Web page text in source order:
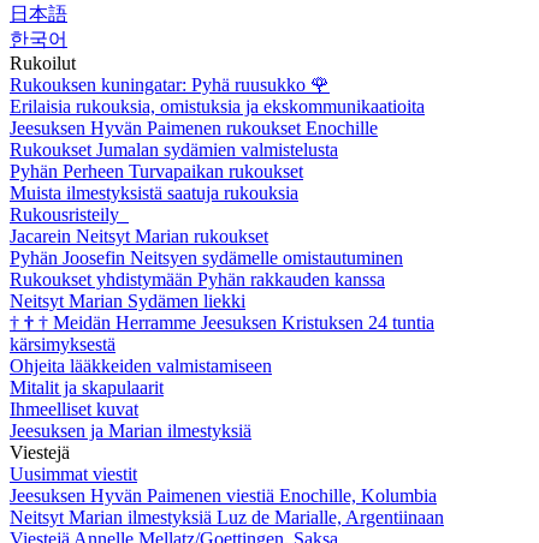
日本語
한국어
Rukoilut
Rukouksen kuningatar: Pyhä ruusukko 🌹
Erilaisia rukouksia, omistuksia ja ekskommunikaatioita
Jeesuksen Hyvän Paimenen rukoukset Enochille
Rukoukset Jumalan sydämien valmistelusta
Pyhän Perheen Turvapaikan rukoukset
Muista ilmestyksistä saatuja rukouksia
Rukousristeily
Jacarein Neitsyt Marian rukoukset
Pyhän Joosefin Neitsyen sydämelle omistautuminen
Rukoukset yhdistymään Pyhän rakkauden kanssa
Neitsyt Marian Sydämen liekki
† † † Meidän Herramme Jeesuksen Kristuksen 24 tuntia
kärsimyksestä
Ohjeita lääkkeiden valmistamiseen
Mitalit ja skapulaarit
Ihmeelliset kuvat
Jeesuksen ja Marian ilmestyksiä
Viestejä
Uusimmat viestit
Jeesuksen Hyvän Paimenen viestiä Enochille, Kolumbia
Neitsyt Marian ilmestyksiä Luz de Marialle, Argentiinaan
Viestejä Annelle Mellatz/Goettingen, Saksa